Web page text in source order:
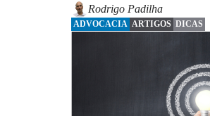
Rodrigo Padilha
ADVOCACIA ARTIGOS DICAS